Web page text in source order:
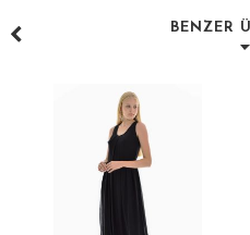
BENZER